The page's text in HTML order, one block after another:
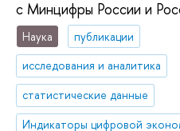
с Минцифры России и
Наука
публикации
исследования и аналитика
статистические данные
Индикаторы цифровой